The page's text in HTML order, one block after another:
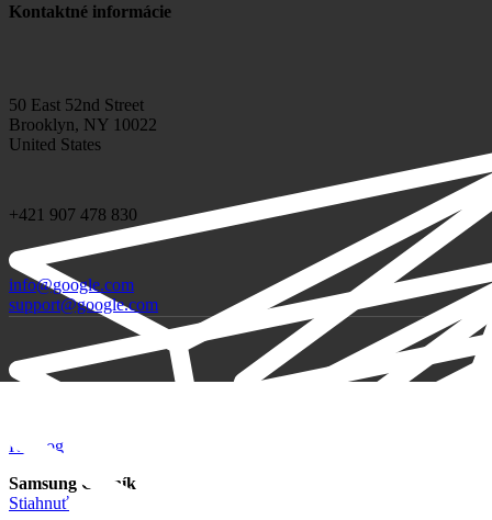
Kontaktné informácie
50 East 52nd Street
Brooklyn, NY 10022
United States
+421 907 478 830
info@google.com
support@google.com
Katalóg
Samsung Cenník
Stiahnuť